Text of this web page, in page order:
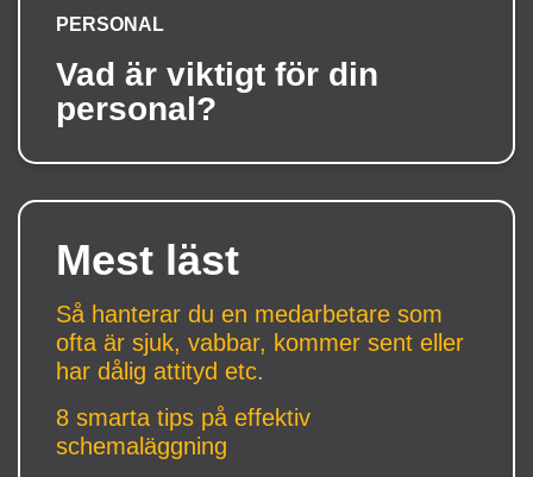
PERSONAL
Vad är viktigt för din
personal?
Mest läst
Så hanterar du en medarbetare som
ofta är sjuk, vabbar, kommer sent eller
har dålig attityd etc.
8 smarta tips på effektiv
schemaläggning